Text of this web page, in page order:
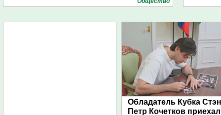
Обладатель Кубка
Петр Кочетков